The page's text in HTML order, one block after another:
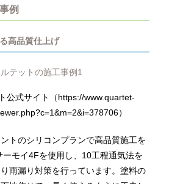
例
高品質仕上げ
公式サイト（https://www.quartet-
）
トのシリコンプランで高品質施工を
ーモイ4Fを使用し、10工程通気法を
雨漏り対策を行っています。塗料の